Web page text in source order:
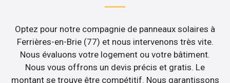
Optez pour notre compagnie de panneaux solaires à
Ferrières-en-Brie (77) et nous intervenons très vite.
Nous évaluons votre logement ou votre bâtiment.
Nous vous offrons un devis précis et gratis. Le
montant se trouve être compétitif. Nous garantissons